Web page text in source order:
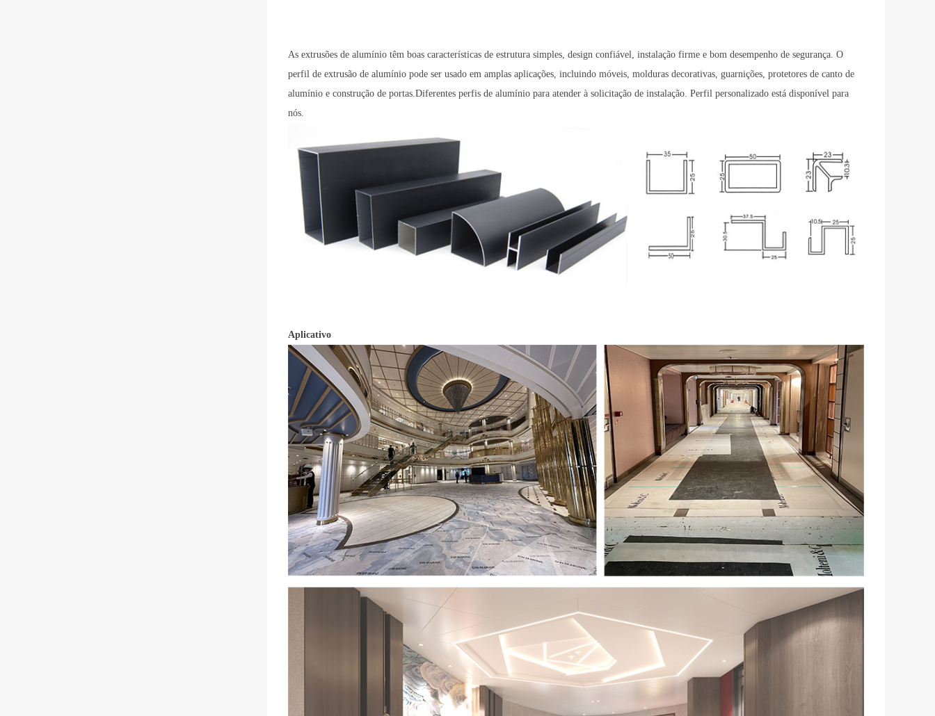
As extrusões de alumínio têm boas características de estrutura simples, design confiável, instalação firme e bom desempenho de segurança. O
perfil de extrusão de alumínio pode ser usado em amplas aplicações, incluindo móveis, molduras decorativas, guarnições, protetores de canto de
alumínio e construção de portas. Diferentes perfis de alumínio para atender à solicitação de instalação. Perfil personalizado está disponível para
nós.
Aplicativo